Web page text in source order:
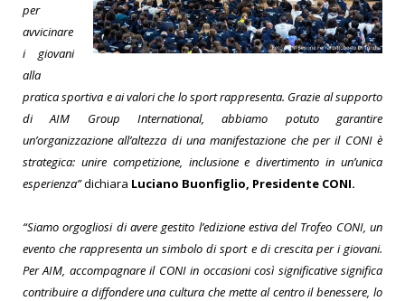
per
avvicinare
i giovani
alla
pratica sportiva e ai valori che lo sport rappresenta. Grazie al supporto
di AIM Group International, abbiamo potuto garantire
un’organizzazione all’altezza di una manifestazione che per il CONI è
strategica: unire competizione, inclusione e divertimento in un’unica
esperienza”dichiara Luciano Buonfiglio, Presidente CONI.
“Siamo orgogliosi di avere gestito l’edizione estiva del Trofeo CONI, un
evento che rappresenta un simbolo di sport e di crescita per i giovani.
Per AIM, accompagnare il CONI in occasioni così significative significa
contribuire a diffondere una cultura che mette al centro il benessere, lo